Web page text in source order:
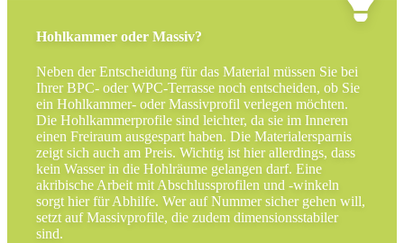
Hohlkammer oder Massiv?
Neben der Entscheidung für das Material müssen Sie bei
Ihrer BPC- oder WPC-Terrasse noch entscheiden, ob Sie
ein Hohlkammer- oder Massivprofil verlegen möchten.
Die Hohlkammerprofile sind leichter, da sie im Inneren
einen Freiraum ausgespart haben. Die Materialersparnis
zeigt sich auch am Preis. Wichtig ist hier allerdings, dass
kein Wasser in die Hohlräume gelangen darf. Eine
akribische Arbeit mit Abschlussprofilen und -winkeln
sorgt hier für Abhilfe. Wer auf Nummer sicher gehen will,
setzt auf Massivprofile, die zudem dimensionsstabiler
sind.